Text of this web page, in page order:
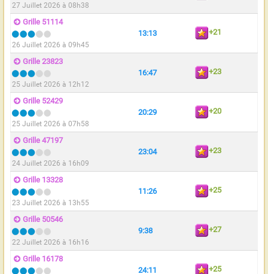
27 Juillet 2026 à 08h38
Grille 51114
26 Juillet 2026 à 09h45
13:13 +21
Grille 23823
25 Juillet 2026 à 12h12
16:47 +23
Grille 52429
25 Juillet 2026 à 07h58
20:29 +20
Grille 47197
24 Juillet 2026 à 16h09
23:04 +23
Grille 13328
23 Juillet 2026 à 13h55
11:26 +25
Grille 50546
22 Juillet 2026 à 16h16
9:38 +27
Grille 16178
24:11 +25